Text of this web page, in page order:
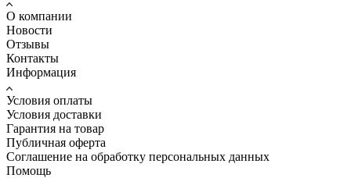
О компании
Новости
Отзывы
Контакты
Информация
Условия оплаты
Условия доставки
Гарантия на товар
Публичная оферта
Соглашение на обработку персональных данных
Помощь